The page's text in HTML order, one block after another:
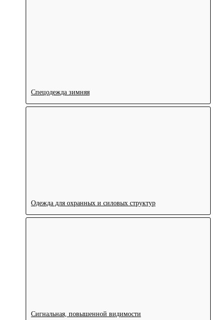
Спецодежда зимняя
Одежда для охранных и силовых структур
Сигнальная, повышенной видимости